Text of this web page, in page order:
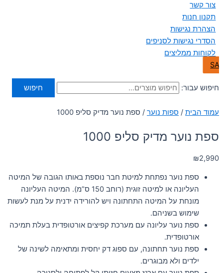
צור קשר
תקנון חנות
הצהרת נגישות
הסדרי נגישות לסניפים
לקוחות ממליצים
חיפוש עבור: חיפוש
עמוד הבית / ספות נוער / ספת נוער מדיק סליפ 1000
ספת נוער מדיק סליפ 1000
₪2,990
ספת נוער נפתחת למיטת חבר נוספת באותו הגובה של המיטה
העליונה או למיטה זוגית (רוחב 150 ס”מ). המיטה העליונה
מונחת על המיטה התחתונה ויש להורידה ידנית על מנת לעשות
שימוש בשניהם.
ספת נוער עליונה עם מערכת קפיצים אורטופדית בעלת תמיכה
אורטופדית.
ספת נוער תחתונה, עם ספוג דק יחסית ומתאימה לשינה של
ילדים ולא מבוגרים.